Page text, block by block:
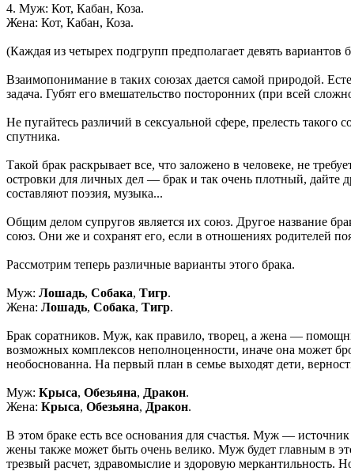
4. Муж: Кот, Кабан, Коза.
Жена: Кот, Кабан, Коза.
(Каждая из четырех подгрупп предполагает девять вариантов
Взаимопонимание в таких союзах дается самой природой.
задача. Губят его вмешательство посторонних (при всей
Не пугайтесь различий в сексуальной сфере, прелесть
спутника.
Такой брак раскрывает все, что заложено в человеке, не
островки для личных дел — брак и так очень плотный, дайте
составляют поэзия, музыка...
Общим делом супругов является их союз. Другое название
союз. Они же и сохранят его, если в отношениях родителей
Рассмотрим теперь различные варианты этого брака.
Муж: Лошадь, Собака, Тигр.
Жена: Лошадь, Собака, Тигр.
Брак соратников. Муж, как правило, творец, а жена —
возможных комплексов неполноценности, иначе она может
необоснованна. На первый план в семье выходят дети,
Муж: Крыса, Обезьяна, Дракон.
Жена: Крыса, Обезьяна, Дракон.
В этом браке есть все основания для счастья. Муж —
жены также может быть очень велико. Муж будет главным в
трезвый расчет, здравомыслие и здоровую